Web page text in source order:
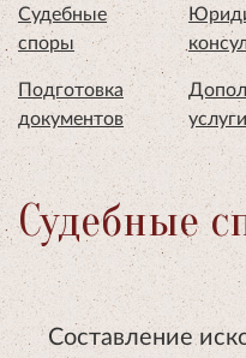
Судебные
споры
Подготовка
документов
услуги
Судебные
Составление